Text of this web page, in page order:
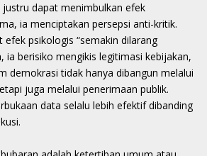
justru dapat menimbulkan efek
ia menciptakan persepsi anti-kritik.
efek psikologis “semakin dilarang
ia berisiko mengikis legitimasi kebijakan,
demokrasi tidak hanya dibangun melalui
juga melalui penerimaan publik.
data selalu lebih efektif dibanding